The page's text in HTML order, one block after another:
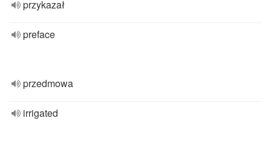
przykazał
preface
przedmowa
irrigated